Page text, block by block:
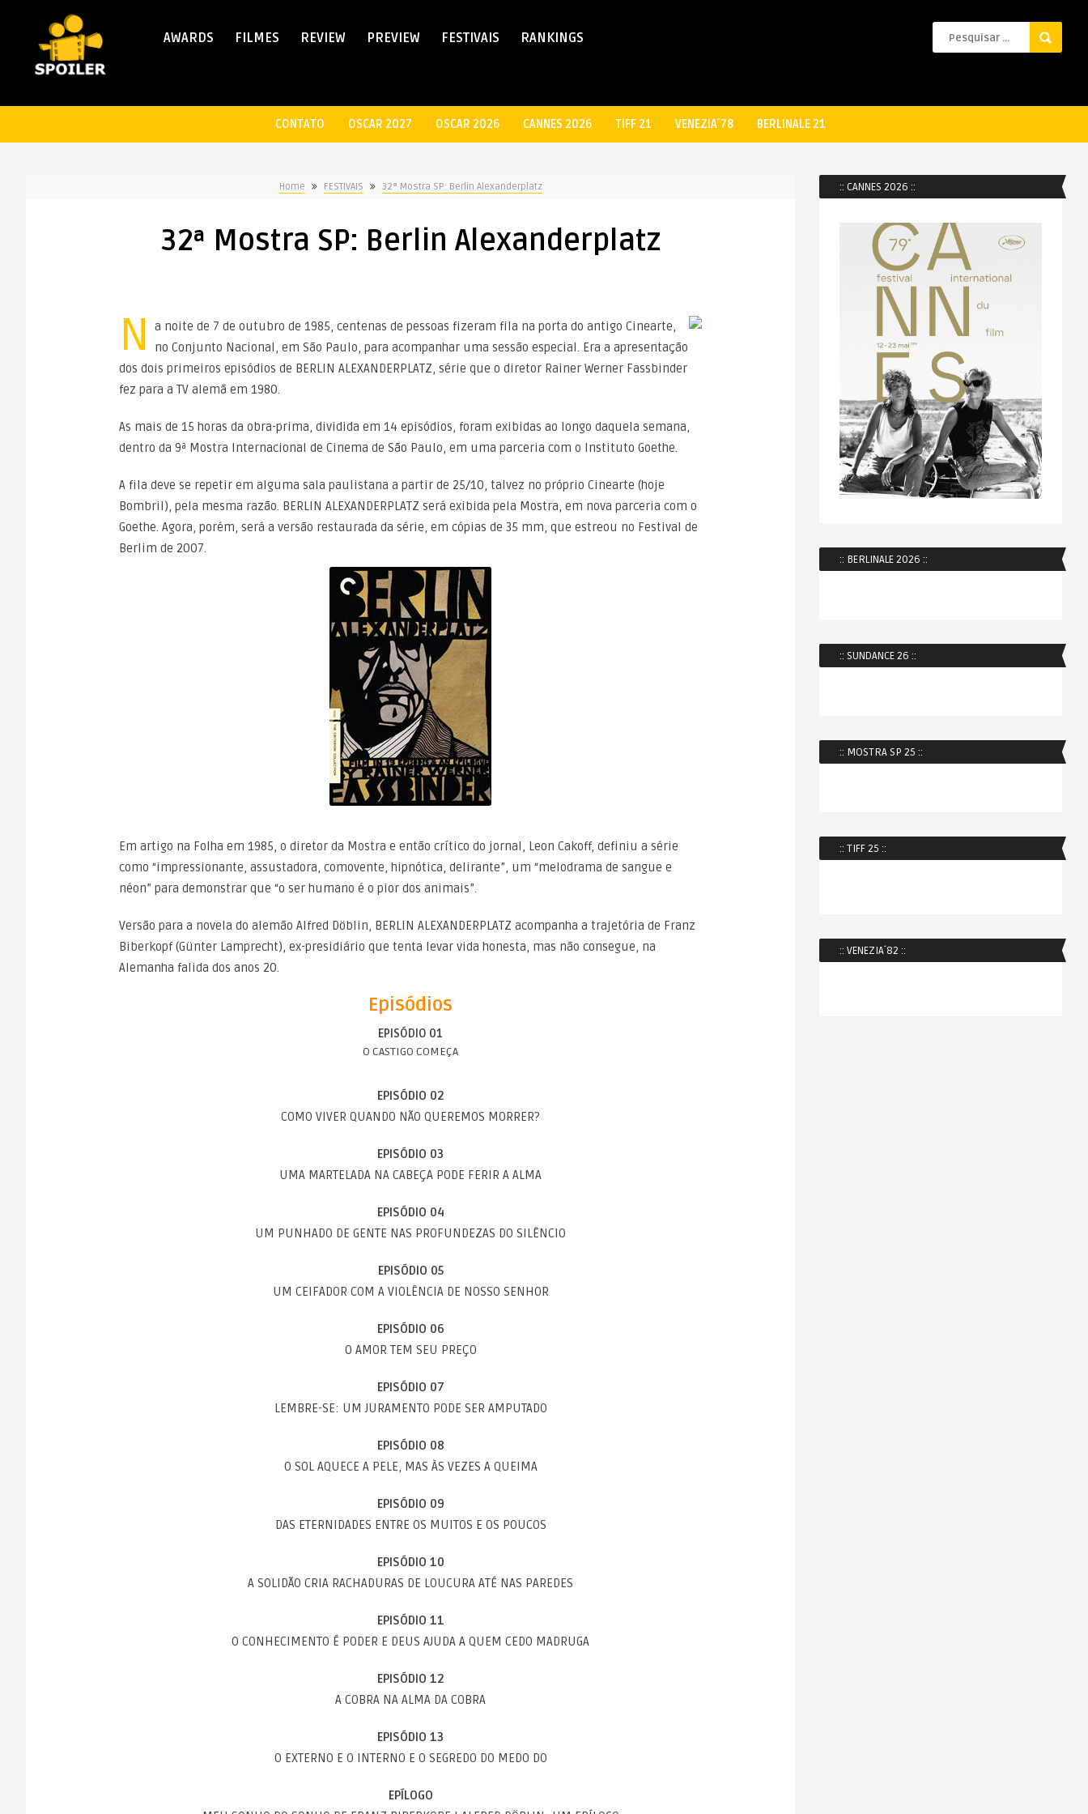
AWARDS FILMES REVIEW PREVIEW FESTIVAIS RANKINGS
CONTATO OSCAR 2027 OSCAR 2026 CANNES 2026 TIFF 21 VENEZIA´78 BERLINALE 21
Home FESTIVAIS 32ª Mostra SP: Berlin Alexanderplatz
32ª Mostra SP: Berlin Alexanderplatz
N
a noite de 7 de outubro de 1985, centenas de pessoas fizeram fila na porta do antigo Cinearte,
no Conjunto Nacional, em São Paulo, para acompanhar uma sessão especial. Era a apresentação
dos dois primeiros episódios de BERLIN ALEXANDERPLATZ, série que o diretor Rainer Werner Fassbinder
fez para a TV alemã em 1980.
As mais de 15 horas da obra-prima, dividida em 14 episódios, foram exibidas ao longo daquela semana,
dentro da 9ª Mostra Internacional de Cinema de São Paulo, em uma parceria com o Instituto Goethe.
A fila deve se repetir em alguma sala paulistana a partir de 25/10, talvez no próprio Cinearte (hoje
Bombril), pela mesma razão. BERLIN ALEXANDERPLATZ será exibida pela Mostra, em nova parceria com o
Goethe. Agora, porém, será a versão restaurada da série, em cópias de 35 mm, que estreou no Festival de
Berlim de 2007.
Em artigo na Folha em 1985, o diretor da Mostra e então crítico do jornal, Leon Cakoff, definiu a série
como “impressionante, assustadora, comovente, hipnótica, delirante”, um “melodrama de sangue e
néon” para demonstrar que “o ser humano é o pior dos animais”.
Versão para a novela do alemão Alfred Döblin, BERLIN ALEXANDERPLATZ acompanha a trajetória de Franz
Biberkopf (Günter Lamprecht), ex-presidiário que tenta levar vida honesta, mas não consegue, na
Alemanha falida dos anos 20.
Episódios
EPISÓDIO 01
O CASTIGO COMEÇA
EPISÓDIO 02
COMO VIVER QUANDO NÃO QUEREMOS MORRER?
EPISÓDIO 03
UMA MARTELADA NA CABEÇA PODE FERIR A ALMA
EPISÓDIO 04
UM PUNHADO DE GENTE NAS PROFUNDEZAS DO SILÊNCIO
EPISÓDIO 05
UM CEIFADOR COM A VIOLÊNCIA DE NOSSO SENHOR
EPISÓDIO 06
O AMOR TEM SEU PREÇO
EPISÓDIO 07
LEMBRE-SE: UM JURAMENTO PODE SER AMPUTADO
EPISÓDIO 08
O SOL AQUECE A PELE, MAS ÀS VEZES A QUEIMA
EPISÓDIO 09
DAS ETERNIDADES ENTRE OS MUITOS E OS POUCOS
EPISÓDIO 10
A SOLIDÃO CRIA RACHADURAS DE LOUCURA ATÉ NAS PAREDES
EPISÓDIO 11
O CONHECIMENTO É PODER E DEUS AJUDA A QUEM CEDO MADRUGA
EPISÓDIO 12
A COBRA NA ALMA DA COBRA
EPISÓDIO 13
O EXTERNO E O INTERNO E O SEGREDO DO MEDO DO
EPÍLOGO
:: CANNES 2026 ::
:: BERLINALE 2026 ::
:: SUNDANCE 26 ::
:: MOSTRA SP 25 ::
:: TIFF 25 ::
:: VENEZIA´82 ::